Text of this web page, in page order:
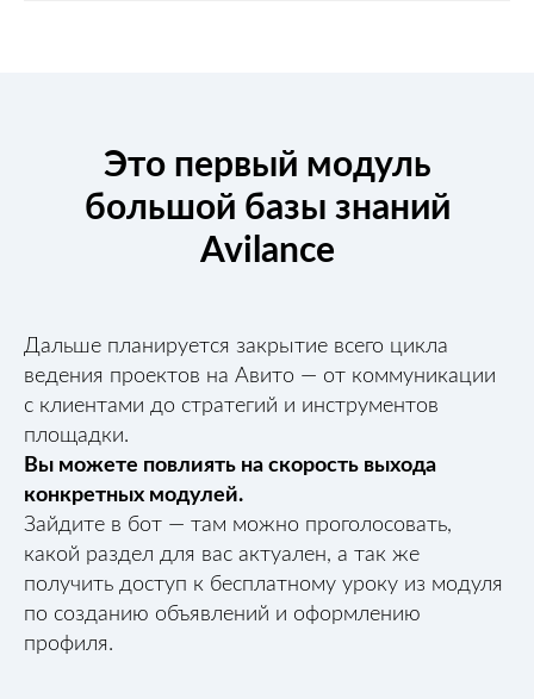
Это первый модуль
большой базы знаний
Avilance
Дальше планируется закрытие всего цикла
ведения проектов на Авито — от коммуникации
с клиентами до стратегий и инструментов
площадки.
Вы можете повлиять на скорость выхода
конкретных модулей.
Зайдите в бот — там можно проголосовать,
какой раздел для вас актуален, а так же
получить доступ к бесплатному уроку из модуля
по созданию объявлений и оформлению
профиля.